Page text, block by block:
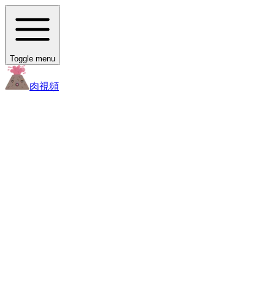
Toggle menu
肉視頻